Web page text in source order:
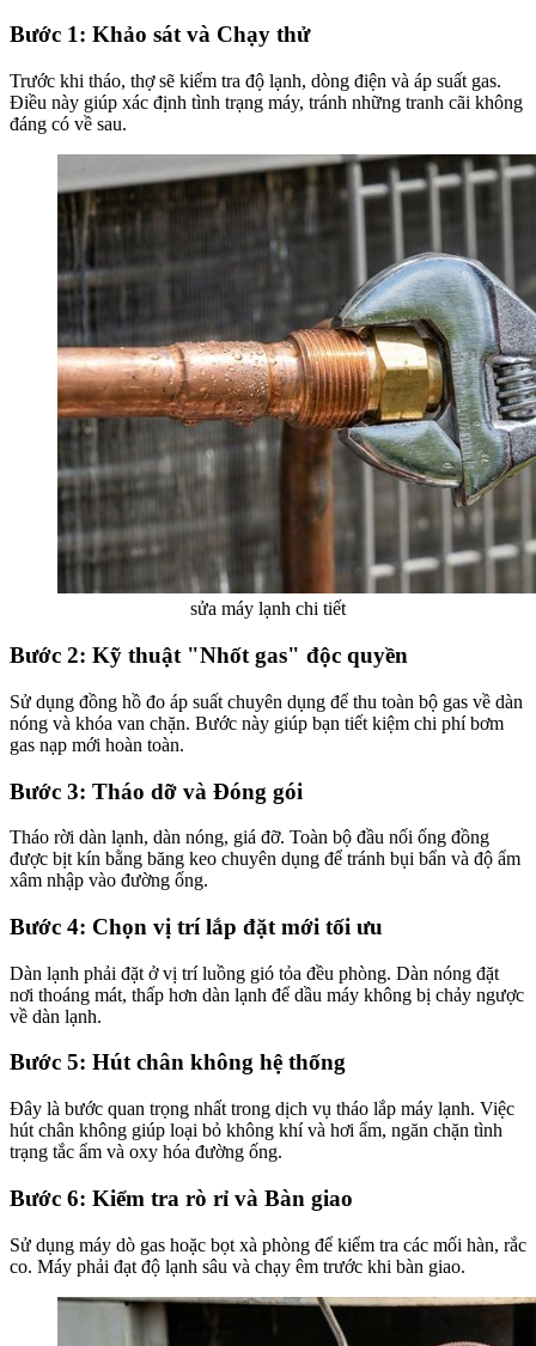
Bước 1: Khảo sát và Chạy thử
Trước khi tháo, thợ sẽ kiểm tra độ lạnh, dòng điện và áp suất gas.
Điều này giúp xác định tình trạng máy, tránh những tranh cãi không
đáng có về sau.
sửa máy lạnh chi tiết
Bước 2: Kỹ thuật "Nhốt gas" độc quyền
Sử dụng đồng hồ đo áp suất chuyên dụng để thu toàn bộ gas về dàn
nóng và khóa van chặn. Bước này giúp bạn tiết kiệm chi phí bơm
gas nạp mới hoàn toàn.
Bước 3: Tháo dỡ và Đóng gói
Tháo rời dàn lạnh, dàn nóng, giá đỡ. Toàn bộ đầu nối ống đồng
được bịt kín bằng băng keo chuyên dụng để tránh bụi bẩn và độ ẩm
xâm nhập vào đường ống.
Bước 4: Chọn vị trí lắp đặt mới tối ưu
Dàn lạnh phải đặt ở vị trí luồng gió tỏa đều phòng. Dàn nóng đặt
nơi thoáng mát, thấp hơn dàn lạnh để dầu máy không bị chảy ngược
về dàn lạnh.
Bước 5: Hút chân không hệ thống
Đây là bước quan trọng nhất trong dịch vụ tháo lắp máy lạnh. Việc
hút chân không giúp loại bỏ không khí và hơi ẩm, ngăn chặn tình
trạng tắc ẩm và oxy hóa đường ống.
Bước 6: Kiểm tra rò rỉ và Bàn giao
Sử dụng máy dò gas hoặc bọt xà phòng để kiểm tra các mối hàn, rắc
co. Máy phải đạt độ lạnh sâu và chạy êm trước khi bàn giao.